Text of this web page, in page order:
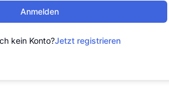
Anmelden
kein Konto?Jetzt registrieren